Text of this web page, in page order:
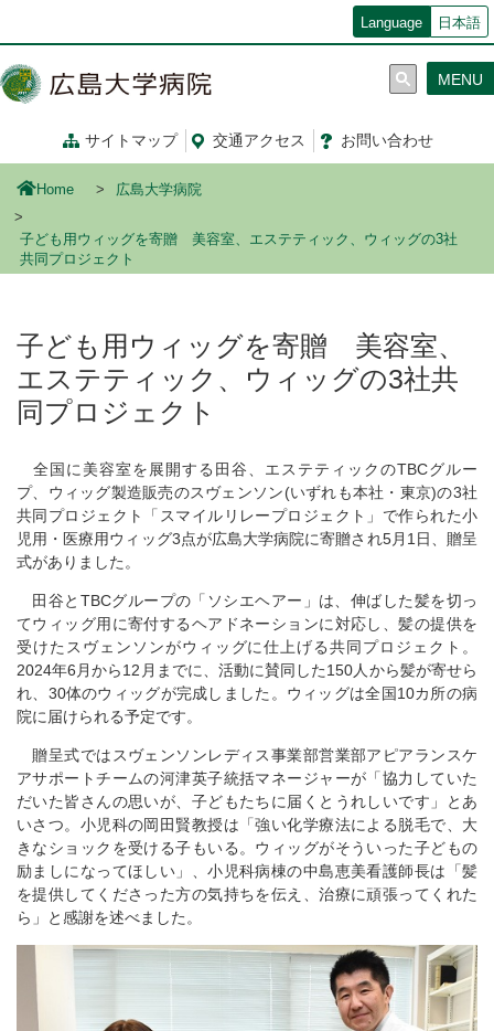
コ
ン
移
Language 日本語
サイトマップ 交通アクセス お問い合わせ
MENU
Home 広島大学病院
子ども用ウィッグを寄贈 美容室、エステティック、ウィッグの3社
共同プロジェクト
子ども用ウィッグを寄贈 美容室、
エステティック、ウィッグの3社共
同プロジェクト
全国に美容室を展開する田谷、エステティックのTBCグルー
プ、ウィッグ製造販売のスヴェンソン(いずれも本社・東京)の3社
共同プロジェクト「スマイルリレープロジェクト」で作られた小
児用・医療用ウィッグ3点が広島大学病院に寄贈され5月1日、贈呈
式がありました。
田谷とTBCグループの「ソシエヘアー」は、伸ばした髪を切っ
てウィッグ用に寄付するヘアドネーションに対応し、髪の提供を
受けたスヴェンソンがウィッグに仕上げる共同プロジェクト。
2024年6月から12月までに、活動に賛同した150人から髪が寄せら
れ、30体のウィッグが完成しました。ウィッグは全国10カ所の病
院に届けられる予定です。
贈呈式ではスヴェンソンレディス事業部営業部アピアランスケ
アサポートチームの河津英子統括マネージャーが「協力していた
だいた皆さんの思いが、子どもたちに届くとうれしいです」とあ
いさつ。小児科の岡田賢教授は「強い化学療法による脱毛で、大
きなショックを受ける子もいる。ウィッグがそういった子どもの
励ましになってほしい」、小児科病棟の中島恵美看護師長は「髪
を提供してくださった方の気持ちを伝え、治療に頑張ってくれた
ら」と感謝を述べました。